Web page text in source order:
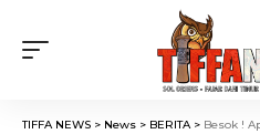
TIFFA NEWS > News > BERITA> Besok ! Apolo